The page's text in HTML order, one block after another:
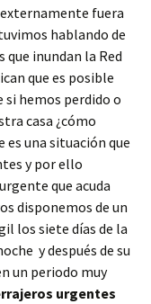
fuera
hablando de
que inundan la Red
que es posible
si hemos perdido o
casa ¿cómo
es una situación que
y por ello
que acuda
disponemos de un
los siete días de la
y después de su
un periodo muy
urgentes